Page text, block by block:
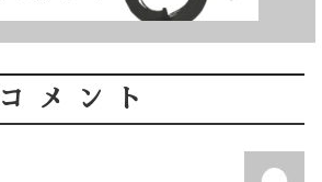
コメント